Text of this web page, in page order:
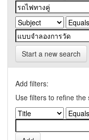
Start a new search
Add filters:
Use filters to refine the